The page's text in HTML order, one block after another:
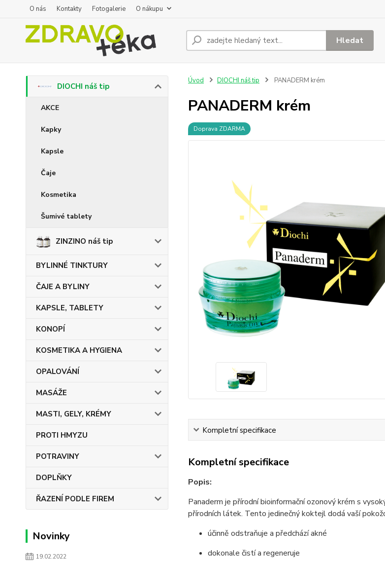
O nás Kontakty Fotogalerie O nákupu
Hledat
DIOCHI náš tip
AKCE
Kapky
Kapsle
Čaje
Kosmetika
Šumivé tablety
ZINZINO náš tip
BYLINNÉ TINKTURY
ČAJE A BYLINY
KAPSLE, TABLETY
KONOPÍ
KOSMETIKA A HYGIENA
OPALOVÁNÍ
MASÁŽE
MASTI, GELY, KRÉMY
PROTI HMYZU
POTRAVINY
DOPLŇKY
ŘAZENÍ PODLE FIREM
Novinky
19.02.2022
Úvod DIOCHI náš tip PANADERM krém
PANADERM krém
Doprava ZDARMA
Kompletní specifikace
Kompletní specifikace
Popis:
Panaderm je přírodní bioinformační ozonový krém s
přírodních látek. Tento jedinečný koktejl dodá vaší
účinně odstraňuje a předchází akné
dokonale čistí a regeneruje